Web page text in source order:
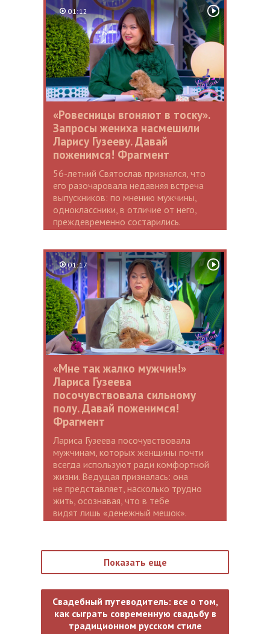
01:12
«Ровесницы вгоняют в тоску».
Запросы жениха насмешили
Ларису Гузееву. Давай
поженимся! Фрагмент
56-летний Святослав признался, что
его разочаровала недавняя встреча
выпускников: по мнению мужчины,
одноклассники, в отличие от него,
преждевременно состарились.
01:17
«Мне так жалко мужчин!»
Лариса Гузеева
посочувствовала сильному
полу. Давай поженимся!
Фрагмент
Лариса Гузеева посочувствовала
мужчинам, которых женщины почти
всегда используют ради комфортной
жизни. Ведущая призналась: она
не представляет, насколько трудно
жить, осознавая, что в тебе
видят лишь «денежный мешок».
Показать еще
Свадебный путеводитель: все о том,
как сыграть современную свадьбу в
традиционном русском стиле